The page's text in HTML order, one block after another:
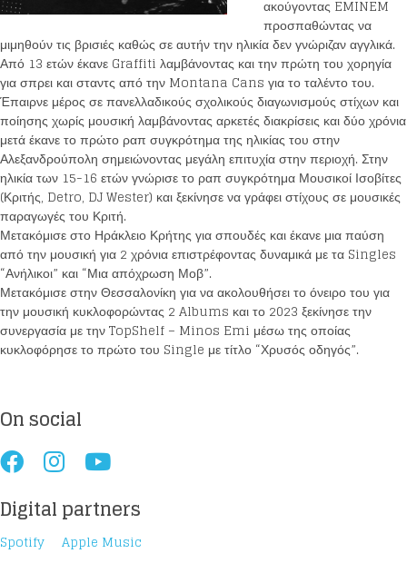
ακούγοντας EMINEM
προσπαθώντας να
μιμηθούν τις βρισιές καθώς σε αυτήν την ηλικία δεν γνώριζαν αγγλικά.
Από 13 ετών έκανε Graffiti λαμβάνοντας και την πρώτη του χορηγία
για σπρει και σταντς από την Montana Cans για το ταλέντο του.
Έπαιρνε μέρος σε πανελλαδικούς σχολικούς διαγωνισμούς στίχων και
ποίησης χωρίς μουσική λαμβάνοντας αρκετές διακρίσεις και δύο χρόνια
μετά έκανε το πρώτο ραπ συγκρότημα της ηλικίας του στην
Αλεξανδρούπολη σημειώνοντας μεγάλη επιτυχία στην περιοχή. Στην
ηλικία των 15-16 ετών γνώρισε το ραπ συγκρότημα Μουσικοί Ισοβίτες
(Κριτής, Detro, DJ Wester) και ξεκίνησε να γράφει στίχους σε μουσικές
παραγωγές του Κριτή.
Μετακόμισε στο Ηράκλειο Κρήτης για σπουδές και έκανε μια παύση
από την μουσική για 2 χρόνια επιστρέφοντας δυναμικά με τα Singles
“Ανήλικοι” και “Μια απόχρωση Μοβ”.
Μετακόμισε στην Θεσσαλονίκη για να ακολουθήσει το όνειρο του για
την μουσική κυκλοφορώντας 2 Albums και το 2023 ξεκίνησε την
συνεργασία με την TopShelf – Minos Emi μέσω της οποίας
κυκλοφόρησε το πρώτο του Single με τίτλο “Χρυσός οδηγός”.
On social
Digital partners
Spotify Apple Music